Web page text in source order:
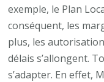
exemple, le Plan
conséquent, les
plus, les
délais s’allongent.
s’adapter. En effet,